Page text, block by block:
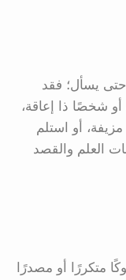
يسأل؛ فقد
شخصًا ذا إعاقة،
أو استلم
العلم والقصد
متكررًا أو مصدرًا